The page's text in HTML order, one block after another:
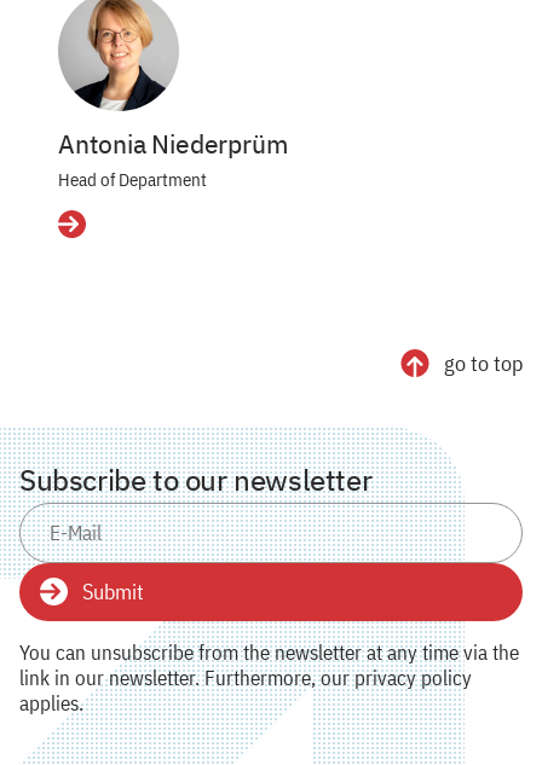
Antonia Niederprüm
Head of Department
Details
go to top
Subscribe to our newsletter
Submit
You can unsubscribe from the newsletter at any time via the
link in our newsletter. Furthermore, our privacy policy
applies.